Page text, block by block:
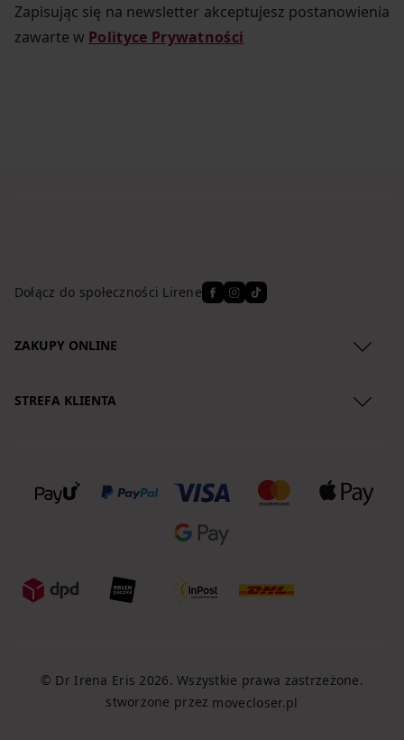
Zapisując się na newsletter akceptujesz postanowienia
zawarte w Polityce Prywatności
Dołącz do społeczności Lirene
ZAKUPY ONLINE
Polityka Prywatności
Regulamin newslettera
STREFA KLIENTA
Koszty dostawy
stworzone przez movecloser.pl
© Dr Irena Eris 2026. Wszystkie prawa zastrzeżone.